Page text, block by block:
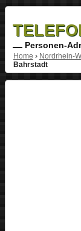
Personen-
Home › Nordrhein-
Bahrstadt